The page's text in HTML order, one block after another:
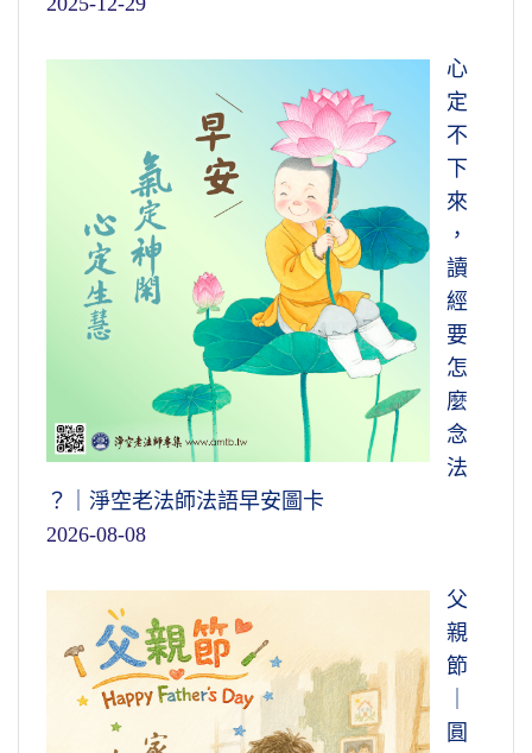
心
定
不
下
來
，
讀
經
要
怎
麼
念
法
？｜淨空老法師法語早安圖卡
2026-08-08
父
親
節
圓